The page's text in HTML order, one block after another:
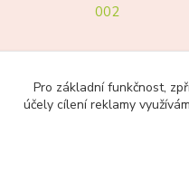
002
Pro základní funkčnost,
účely cílení reklamy